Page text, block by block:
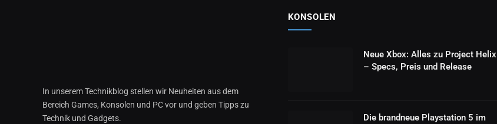
In unserem Technikblog stellen wir Neuheiten aus dem
Bereich Games, Konsolen und PC vor und geben Tipps zu
Technik und Gadgets.
KONSOLEN
Neue Xbox: Alles zu Project Helix
– Specs, Preis und Release
Die brandneue Playstation 5 im